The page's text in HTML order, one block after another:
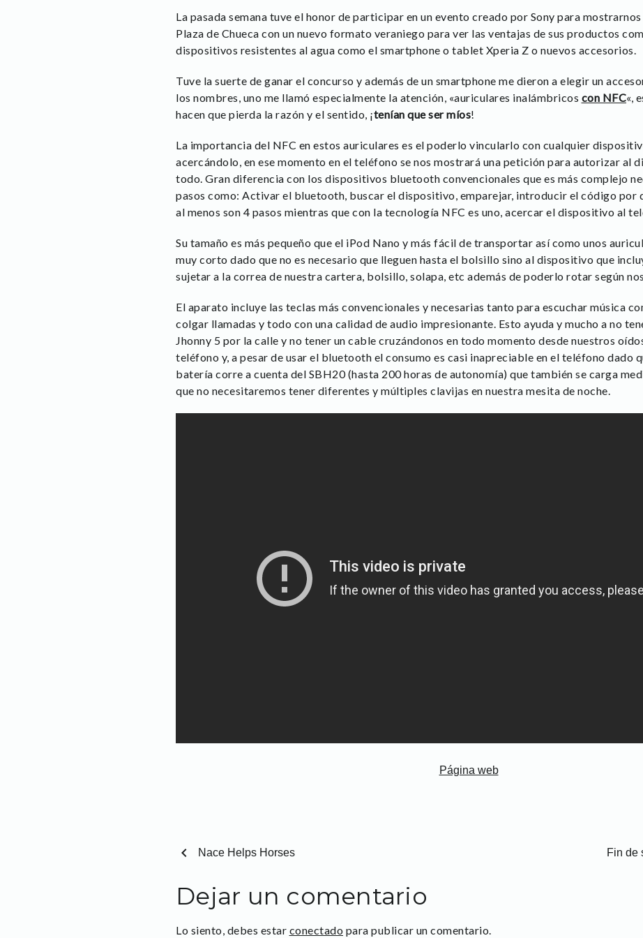
La pasada semana tuve el honor de participar en un evento creado por Sony para mostrarnos
Plaza de Chueca con un nuevo formato veraniego para ver las ventajas de sus productos
dispositivos resistentes al agua como el smartphone o tablet Xperia Z o nuevos accesorios.
Tuve la suerte de ganar el concurso y además de un smartphone me dieron a elegir un
los nombres, uno me llamó especialmente la atención, «auriculares inalámbricos con NFC«,
hacen que pierda la razón y el sentido, ¡tenían que ser míos!
La importancia del NFC en estos auriculares es el poderlo vincularlo con cualquier
acercándolo, en ese momento en el teléfono se nos mostrará una petición para autorizar al
todo. Gran diferencia con los dispositivos bluetooth convencionales que es más complejo
pasos como: Activar el bluetooth, buscar el dispositivo, emparejar, introducir el código por
al menos son 4 pasos mientras que con la tecnología NFC es uno, acercar el dispositivo al
Su tamaño es más pequeño que el iPod Nano y más fácil de transportar así como unos
muy corto dado que no es necesario que lleguen hasta el bolsillo sino al dispositivo que
sujetar a la correa de nuestra cartera, bolsillo, solapa, etc además de poderlo rotar según
El aparato incluye las teclas más convencionales y necesarias tanto para escuchar música
colgar llamadas y todo con una calidad de audio impresionante. Esto ayuda y mucho a no
Jhonny 5 por la calle y no tener un cable cruzándonos en todo momento desde nuestros
teléfono y, a pesar de usar el bluetooth el consumo es casi inapreciable en el teléfono dado
batería corre a cuenta del SBH20 (hasta 200 horas de autonomía) que también se carga
que no necesitaremos tener diferentes y múltiples clavijas en nuestra mesita de noche.
Página web
chevron_left Nace Helps Horses Fin de
Dejar un comentario
Lo siento, debes estar conectado para publicar un comentario.